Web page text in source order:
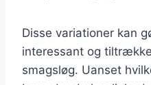
Disse variationer kan
interessant og
smagsløg. Uanset